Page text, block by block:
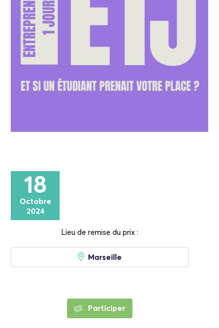
18
Octobre
2024
Lieu de remise du prix :
Marseille
Participer